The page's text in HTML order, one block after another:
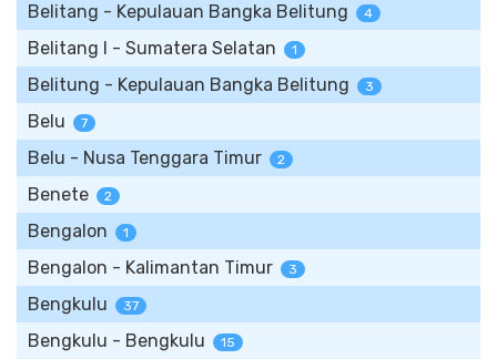
Belitang - Kepulauan Bangka Belitung 4
Belitang I - Sumatera Selatan 1
Belitung - Kepulauan Bangka Belitung 3
Belu 7
Belu - Nusa Tenggara Timur 2
Benete 2
Bengalon 1
Bengalon - Kalimantan Timur 3
Bengkulu 37
Bengkulu - Bengkulu 15